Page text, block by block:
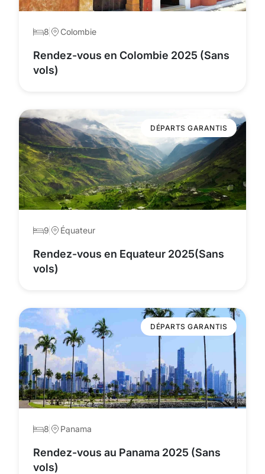
8 Colombie
Rendez-vous en Colombie 2025 (Sans
vols)
DÉPARTS GARANTIS
9 Équateur
Rendez-vous en Equateur 2025(Sans
vols)
DÉPARTS GARANTIS
8 Panama
Rendez-vous au Panama 2025 (Sans
vols)